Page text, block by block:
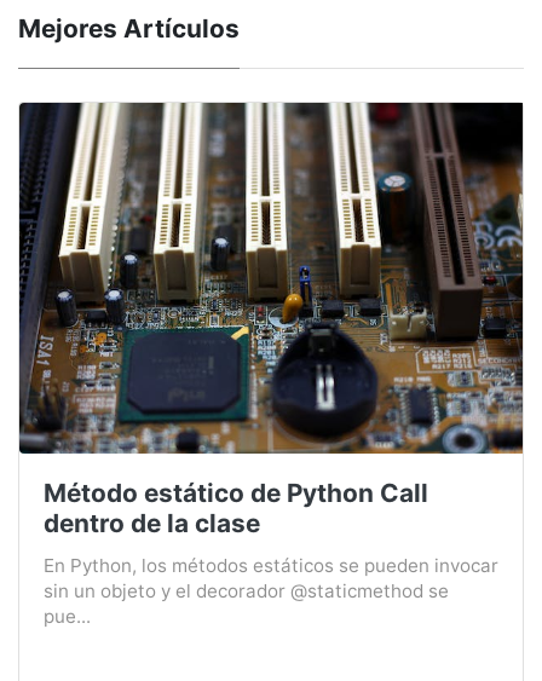
Mejores Artículos
Método estático de Python Call
dentro de la clase
En Python, los métodos estáticos se pueden invocar
sin un objeto y el decorador @staticmethod se
pue...